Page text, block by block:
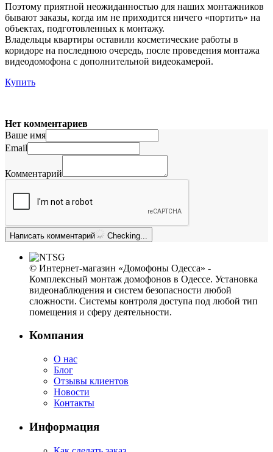
Поэтому приятной неожиданностью для наших монтажников
бывают заказы, когда им не приходится ничего «портить» на
объектах, подготовленных к монтажу.
Владельцы квартиры оставили косметические работы в
коридоре на последнюю очередь, после проведения монтажа
видеодомофона с дополнительной видеокамерой.
Купить
Нет комментариев
Ваше имя
Email
Комментарий
Написать комментарий Checking...
© Интернет-магазин «Домофоны Одесса» -
Комплексный монтаж домофонов в Одессе. Установка
видеонаблюдения и систем безопасности любой
сложности. Системы контроля доступа под любой тип
помещения и сферу деятельности.
Компания
О нас
Блог
Отзывы клиентов
Новости
Контакты
Информация